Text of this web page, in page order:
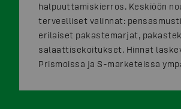
halpuuttamiskierros. Keskiöön
terveelliset valinnat:
erilaiset pakastemarjat,
salaattisekoitukset. Hinnat
Prismoissa ja S-marketeissa